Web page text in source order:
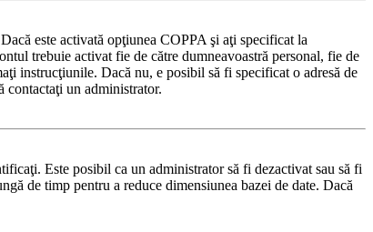
este activată opţiunea COPPA şi aţi specificat la
trebuie activat fie de către dumneavoastră personal, fie de
instrucţiunile. Dacă nu, e posibil să fi specificat o adresă de
contactaţi un administrator.
Este posibil ca un administrator să fi dezactivat sau să fi
de timp pentru a reduce dimensiunea bazei de date. Dacă